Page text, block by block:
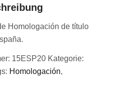
Homologación de título
15ESP20 Kategorie:
Homologación,